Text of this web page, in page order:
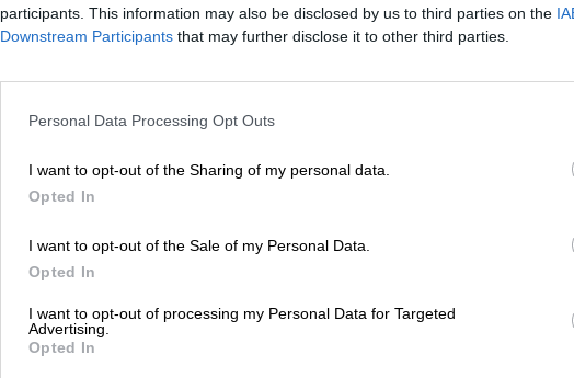
participants. This information may also be disclosed by us to third parties on the
Downstream Participants that may further disclose it to other third parties.
Personal Data Processing Opt Outs
I want to opt-out of the Sharing of my personal data.
Opted In
I want to opt-out of the Sale of my Personal Data.
Opted In
I want to opt-out of processing my Personal Data for Targeted
Advertising.
Opted In